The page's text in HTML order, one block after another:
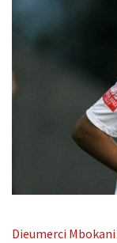
Dieumerci Mbokani